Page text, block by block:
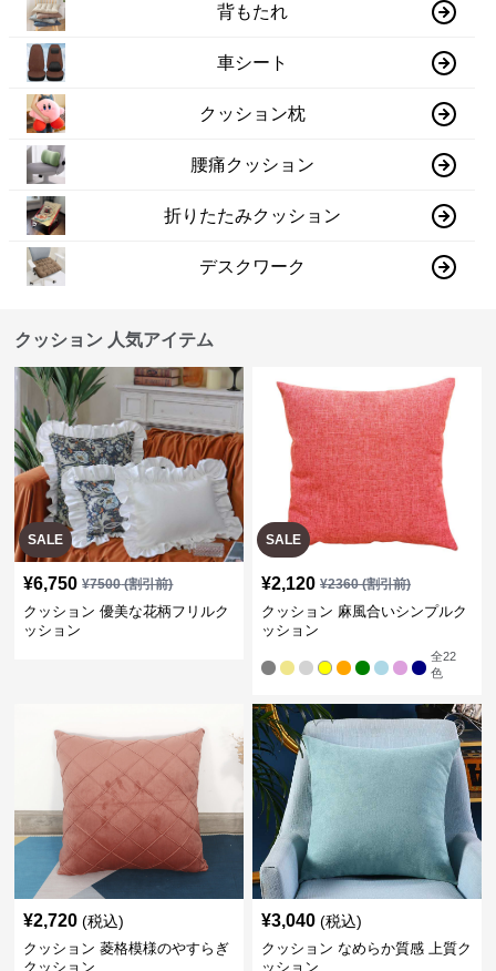
背もたれ
車シート
クッション枕
腰痛クッション
折りたたみクッション
デスクワーク
クッション 人気アイテム
SALE
¥6,750 ¥7500(割引前)
クッション 優美な花柄フリルク
ッション
SALE
¥2,120 ¥2360(割引前)
クッション 麻風合いシンプルク
ッション
全22
色
¥2,720 (税込)
クッション 菱格模様のやすらぎ
クッション
¥3,040 (税込)
クッション なめらか質感 上質ク
ッション